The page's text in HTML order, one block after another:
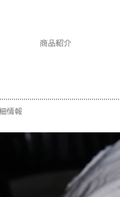
商品紹介
情報